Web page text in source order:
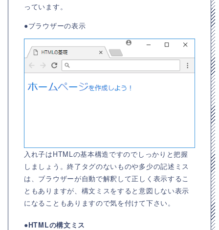
っています。
●ブラウザーの表示
入れ子はHTMLの基本構造ですのでしっかりと把握
しましょう。終了タグのないものや多少の記述ミス
は、ブラウザーが自動で解釈して正しく表示するこ
ともありますが、構文ミスをすると意図しない表示
になることもありますので気を付けて下さい。
●HTMLの構文ミス